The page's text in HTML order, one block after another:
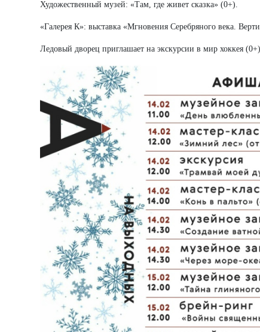
Художественный музей: «Там, где живет сказка» (0+).
«Галерея К»: выставка «Мгновения Серебряного века.
Ледовый дворец приглашает на экскурсии в мир хоккея (0+).